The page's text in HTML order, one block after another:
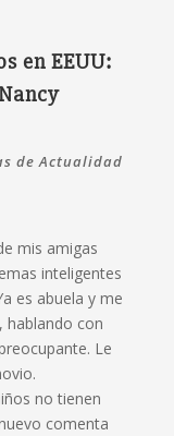
en EEUU:
de Actualidad
mis amigas
inteligentes
es abuela y me
hablando con
Le
no tienen
comenta